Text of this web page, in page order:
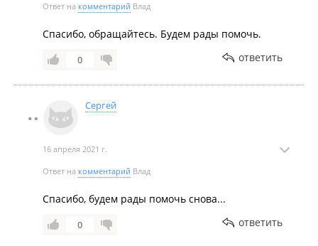
Ответ на комментарий Влад
Спасибо, обращайтесь. Будем рады помочь.
0 ответить
Сергей
16 апреля 2021 г.
Ответ на комментарий Влад
Спасибо, будем рады помочь снова...
0 ответить